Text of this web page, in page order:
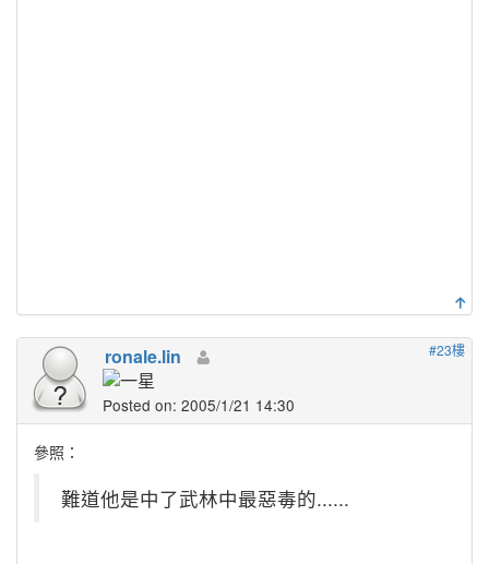
#23樓
ronale.lin
Posted on: 2005/1/21 14:30
參照：
難道他是中了武林中最惡毒的......